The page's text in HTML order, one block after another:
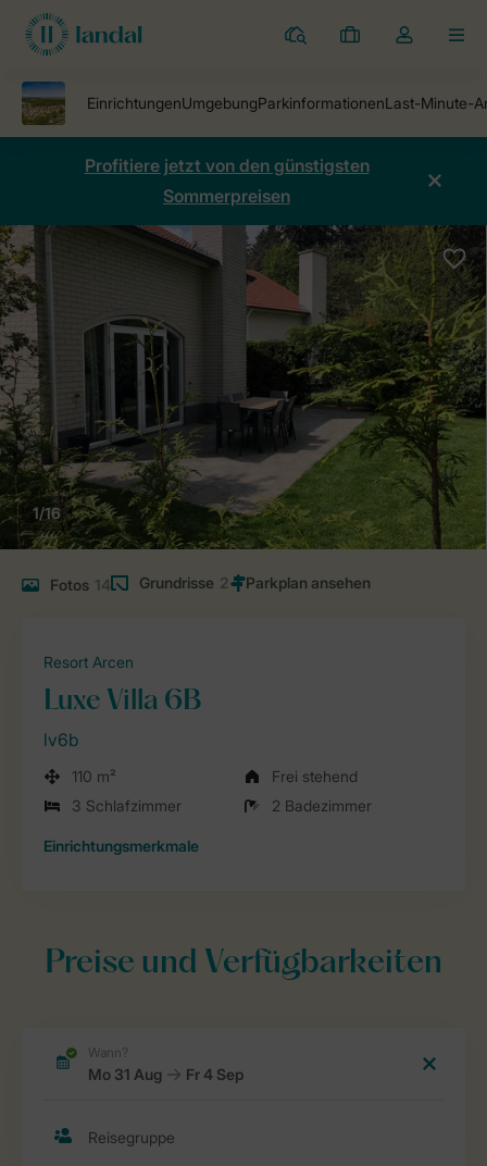
Ferienparks
Meine
Dropdown-
öffnen
Profitiere jetzt von den günstigsten
Sommerpreisen
1/16
Fotos 14 Grundrisse 2
Resort Arcen
Luxe Villa 6B
lv6b
110 m²
Frei stehend
3 Schlafzimmer
2 Badezimmer
Einrichtungsmerkmale
Preise und Verfügbarkeiten